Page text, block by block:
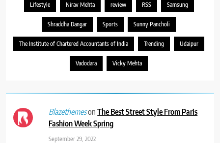
Lifestyle Nirav Mehta review RSS Samsung
Shraddha Dangar Sports Sunny Pancholi
The Institute of Chartered Accountants of India Trending Udaipur
Vadodara Vicky Mehta
BlazethemesonThe Best Street Style From Paris
Fashion Week Spring
September 29, 2022